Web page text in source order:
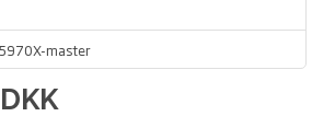
master
DKK